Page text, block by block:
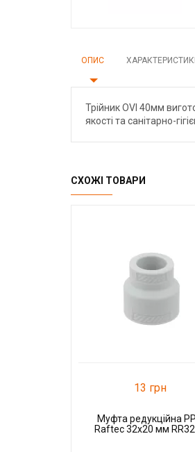
ОПИС
Трійник OVI 40мм
якості та санітарно-
СХОЖІ ТОВАРИ
13 грн
Муфта редукційна
Raftec 32х20 мм